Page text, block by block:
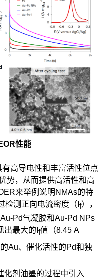
性能
高导电性和丰富活性位点
势，从而提供高活性和高
来举例说明NMAs的特
检测正向电流密度（I f），
Pd气凝胶和Au-Pd NPs
出最大的I f值（8.45 A
Au、催化活性的Pd和独
化剂油墨的过程中引入